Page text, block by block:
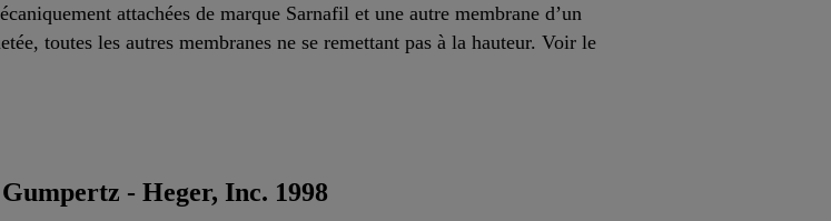
attachées de marque Sarnafil et une autre membrane d’un
toutes les autres membranes ne se remettant pas à la hauteur. Voir le
- Heger, Inc. 1998